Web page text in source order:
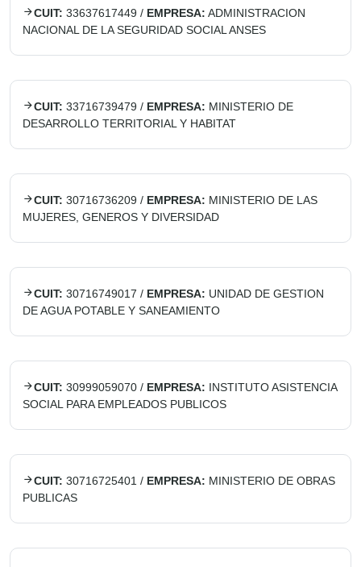
CUIT: 33637617449 / EMPRESA: ADMINISTRACION
NACIONAL DE LA SEGURIDAD SOCIAL ANSES
CUIT: 33716739479 / EMPRESA: MINISTERIO DE
DESARROLLO TERRITORIAL Y HABITAT
CUIT: 30716736209 / EMPRESA: MINISTERIO DE LAS
MUJERES, GENEROS Y DIVERSIDAD
CUIT: 30716749017 / EMPRESA: UNIDAD DE GESTION
DE AGUA POTABLE Y SANEAMIENTO
CUIT: 30999059070 / EMPRESA: INSTITUTO ASISTENCIA
SOCIAL PARA EMPLEADOS PUBLICOS
CUIT: 30716725401 / EMPRESA: MINISTERIO DE OBRAS
PUBLICAS